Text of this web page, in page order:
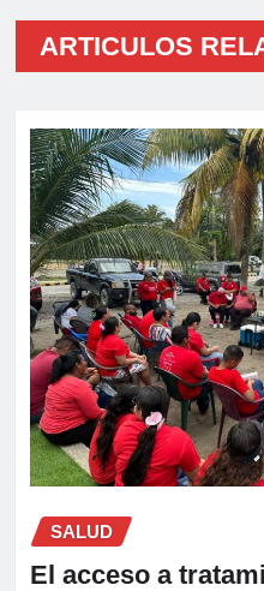
ARTICULOS
SALUD
El acceso a